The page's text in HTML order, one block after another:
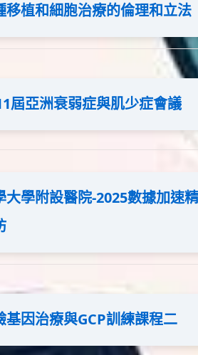
移植和細胞治療的倫理和立法
屆亞洲衰弱症與肌少症會議
大學附設醫院-2025數據加速
基因治療與GCP訓練課程二